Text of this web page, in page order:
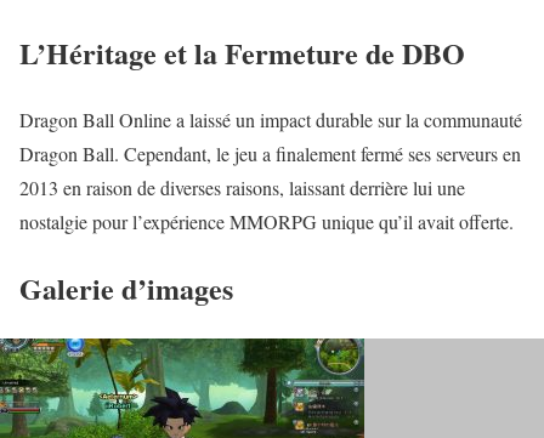
L’Héritage et la Fermeture de DBO
Dragon Ball Online a laissé un impact durable sur la communauté
Dragon Ball. Cependant, le jeu a finalement fermé ses serveurs en
2013 en raison de diverses raisons, laissant derrière lui une
nostalgie pour l’expérience MMORPG unique qu’il avait offerte.
Galerie d’images